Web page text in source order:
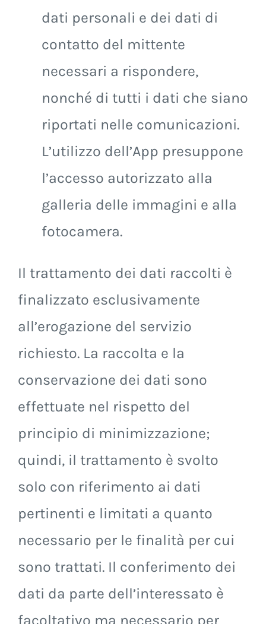
dati personali e dei dati di
contatto del mittente
necessari a rispondere,
nonché di tutti i dati che siano
riportati nelle comunicazioni.
L’utilizzo dell’App presuppone
l’accesso autorizzato alla
galleria delle immagini e alla
fotocamera.
Il trattamento dei dati raccolti è
finalizzato esclusivamente
all’erogazione del servizio
richiesto. La raccolta e la
conservazione dei dati sono
effettuate nel rispetto del
principio di minimizzazione;
quindi, il trattamento è svolto
solo con riferimento ai dati
pertinenti e limitati a quanto
necessario per le finalità per cui
sono trattati. Il conferimento dei
dati da parte dell’interessato è
facoltativo ma necessario per